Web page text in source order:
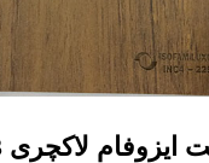
ایزوفام لاکچری 2253